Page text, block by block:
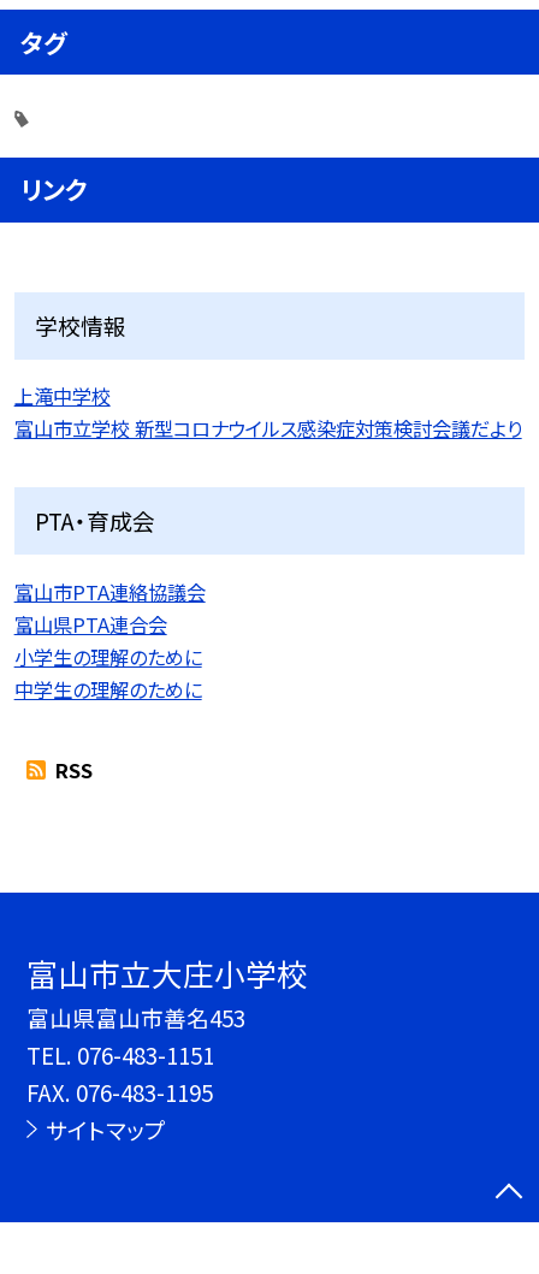
タグ
リンク
学校情報
上滝中学校
富山市立学校 新型コロナウイルス感染症対策検討会議だより
PTA・育成会
富山市PTA連絡協議会
富山県PTA連合会
小学生の理解のために
中学生の理解のために
RSS
富山市立大庄小学校
富山県富山市善名453
TEL. 076-483-1151
FAX. 076-483-1195
サイトマップ